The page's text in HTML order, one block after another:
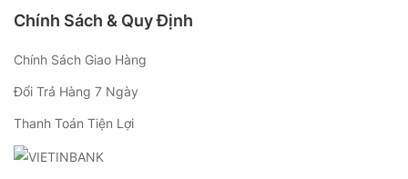
Chính Sách & Quy Định
Chính Sách Giao Hàng
Đổi Trả Hàng 7 Ngày
Thanh Toán Tiện Lợi